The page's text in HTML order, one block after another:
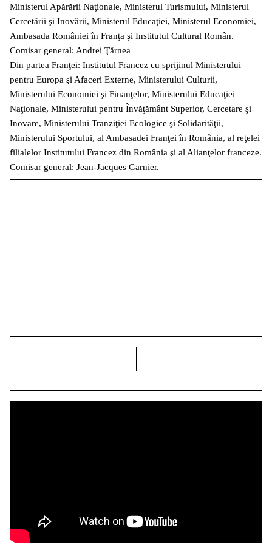
Ministerul Apărării Naţionale, Ministerul Turismului, Ministerul
Cercetării şi Inovării, Ministerul Educaţiei, Ministerul Economiei,
Ambasada României în Franţa şi Institutul Cultural Român.
Comisar general: Andrei Ţărnea
Din partea Franţei: Institutul Francez cu sprijinul Ministerului
pentru Europa şi Afaceri Externe, Ministerului Culturii,
Ministerului Economiei şi Finanţelor, Ministerului Educaţiei
Naţionale, Ministerului pentru Învăţământ Superior, Cercetare şi
Inovare, Ministerului Tranziţiei Ecologice şi Solidarităţii,
Ministerului Sportului, al Ambasadei Franţei în România, al reţelei
filialelor Institutului Francez din România şi al Alianţelor franceze.
Comisar general: Jean-Jacques Garnier.